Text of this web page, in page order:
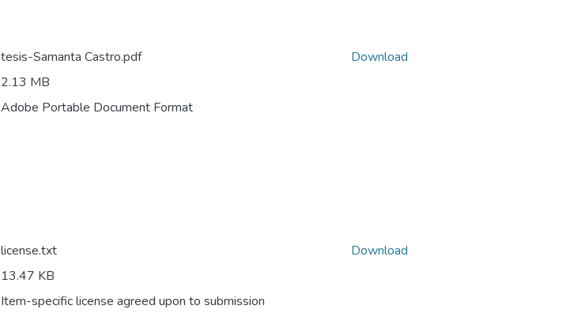
tesis-Samanta Castro.pdf
2.13 MB
Adobe Portable Document Format
Download
license.txt
13.47 KB
Item-specific license agreed upon to submission
Download